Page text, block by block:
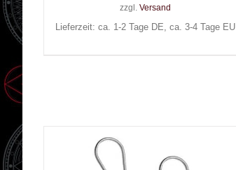
zzgl. Versand
Lieferzeit: ca. 1-2 Tage DE, ca. 3-4 Tage EU